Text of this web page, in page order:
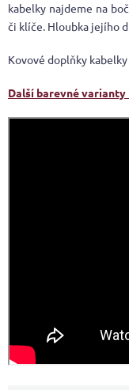
kabelky najdeme na
či klíče. Hloubka jejího
Kovové doplňky
Další barevné varianty